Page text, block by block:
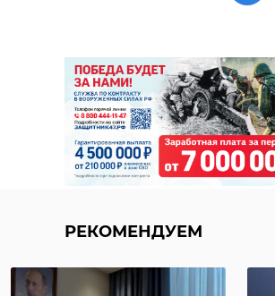
РЕКОМЕНДУЕМ
добро для всех
Поделиться статьей: